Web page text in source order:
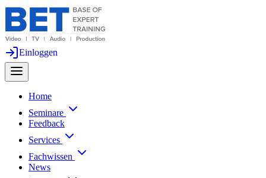
Einloggen
Home
Seminare
Feedback
Services
Fachwissen
News